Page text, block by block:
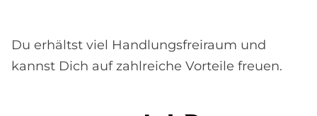
Du erhältst viel Handlungsfreiraum und
kannst Dich auf zahlreiche Vorteile freuen.